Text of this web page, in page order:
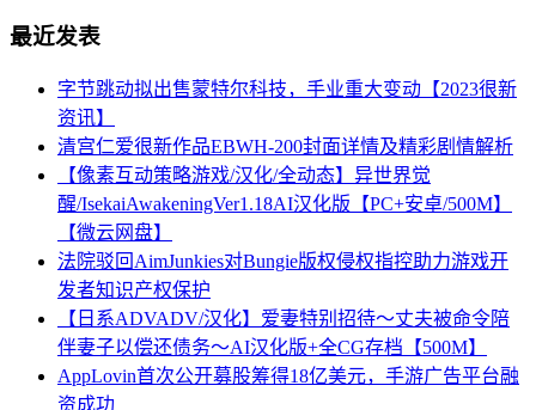
最近发表
字节跳动拟出售蒙特尔科技，手业重大变动【2023很新
资讯】
清宫仁爱很新作品EBWH-200封面详情及精彩剧情解析
【像素互动策略游戏/汉化/全动态】异世界觉
醒/IsekaiAwakeningVer1.18AI汉化版【PC+安卓/500M】
【微云网盘】
法院驳回AimJunkies对Bungie版权侵权指控助力游戏开
发者知识产权保护
【日系ADVADV/汉化】爱妻特别招待～丈夫被命令陪
伴妻子以偿还债务～AI汉化版+全CG存档【500M】
AppLovin首次公开募股筹得18亿美元，手游广告平台融
资成功